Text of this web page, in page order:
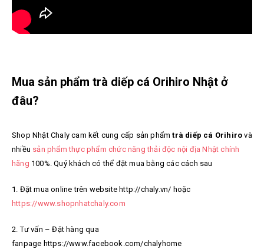
Mua sản phẩm trà diếp cá Orihiro Nhật ở
đâu?
Shop Nhật Chaly cam kết cung cấp sản phẩmtrà diếp cá Orihiro và
nhiều sản phẩm thực phẩm chức năng thải độc nội địa Nhật chính
hãng 100%. Quý khách có thể đặt mua bằng các cách sau
1. Đặt mua online trên website http://chaly.vn/ hoặc
https://www.shopnhatchaly.com
2. Tư vấn – Đặt hàng qua
fanpage https://www.facebook.com/chalyhome